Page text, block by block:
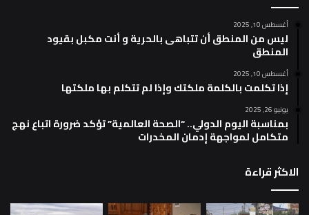
أغسطس 10, 2025
ليس من المنطق أن تتباهى بالحرية و أنت مكبل بقيود
المنطق
أغسطس 10, 2025
إذا تكلمت بالكلمة ملكتك وإذا لم تتكلم بها ملكتها
يونيو 26, 2025
بمناسبة اليوم الدولي.. “الصحة العالمية” تؤكد ضرورة اتباع نهج
متكامل لمواجهة إدمان المخدرات
الاكثر قراءة